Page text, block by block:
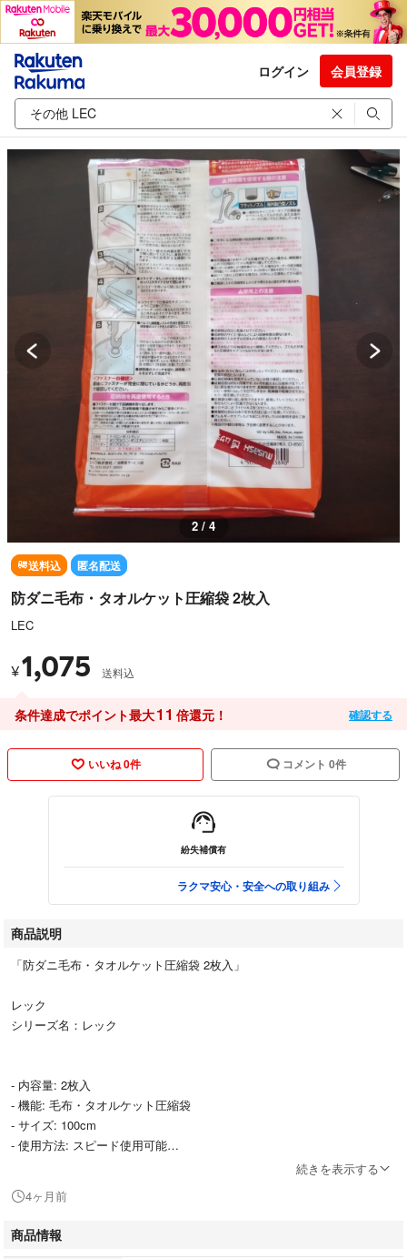
ログイン 会員登録
2 / 4
送料込 匿名配送
防ダニ毛布・タオルケット圧縮袋 2枚入
LEC
¥1,075 送料込
条件達成でポイント最大11 倍還元！ 確認する
いいね 0件 コメント 0件
紛失補償有
ラクマ安心・安全への取り組み
商品説明
「防ダニ毛布・タオルケット圧縮袋 2枚入」
レック
シリーズ名：レック
- 内容量: 2枚入
- 機能: 毛布・タオルケット圧縮袋
- サイズ: 100cm
- 使用方法: スピード使用可能
#レック
#O-850
続きを表示する
4ヶ月前
商品情報